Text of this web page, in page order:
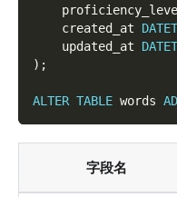
    created_at
    updated_at
) ;
ALTER TABLE words
字段名